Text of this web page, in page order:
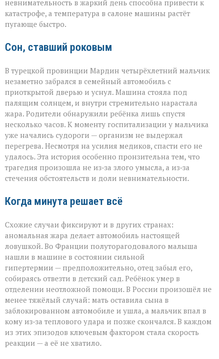
невнимательность в жаркий день способна привести к
катастрофе, а температура в салоне машины растёт
пугающе быстро.
Сон, ставший роковым
В турецкой провинции Мардин четырёхлетний мальчик
незаметно забрался в семейный автомобиль с
приоткрытой дверью и уснул. Машина стояла под
палящим солнцем, и внутри стремительно нарастала
жара. Родители обнаружили ребёнка лишь спустя
несколько часов. К моменту госпитализации у мальчика
уже начались судороги — организм не выдержал
перегрева. Несмотря на усилия медиков, спасти его не
удалось. Эта история особенно пронзительна тем, что
трагедия произошла не из‑за злого умысла, а из‑за
стечения обстоятельств и доли невнимательности.
Когда минута решает всё
Схожие случаи фиксируют и в других странах:
аномальная жара делает автомобиль настоящей
ловушкой. Во Франции полуторагодовалого малыша
нашли в машине в состоянии сильной
гипертермии — предположительно, отец забыл его,
собираясь отвезти в детский сад. Ребёнок умер в
отделении неотложной помощи. В России произошёл не
менее тяжёлый случай: мать оставила сына в
заблокированном автомобиле и ушла, а мальчик впал в
кому из‑за теплового удара и позже скончался. В каждом
из этих эпизодов ключевым фактором стала скорость
реакции — а её не хватило.